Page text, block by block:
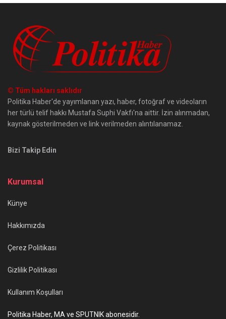
© Tüm hakları saklıdır
Politika Haber'de yayımlanan yazı, haber, fotoğraf ve videoların
her türlü telif hakkı Mustafa Suphi Vakfı'na aittir. İzin alınmadan,
kaynak gösterilmeden ve link verilmeden alıntılanamaz.
Bizi Takip Edin
Kurumsal
Künye
Hakkımızda
Çerez Politikası
Gizlilik Politikası
Kullanım Koşulları
Politika Haber, MA ve SPUTNIK abonesidir.